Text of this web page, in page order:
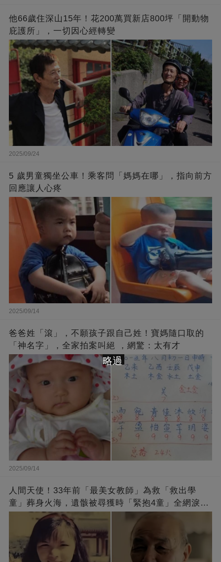
他66歲住深山15年！花200萬買新店800坪「開動物
庇護所」，一切因心經轉變
2025/09/24
5 歲男童獨坐公車！乘客問「媽媽在哪」，指向前方
回應讓人心疼
2025/09/14
爸爸姓「滾」，不願孩子跟自己姓！寶媽隨口取的
「神名字」，全家拍案叫絕 ，網驚：太有才
2025/09/14
人間天使！33年前「最美女教師」為救「救出學
童」葬身火海，遺骸被尋獲時「緊抱4童」全網淚
崩：真正的英雄不該被遺忘
略過